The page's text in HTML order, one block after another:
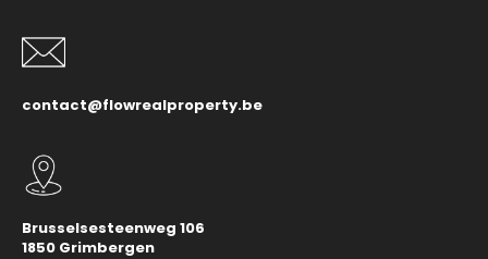
contact@flowrealproperty.be
Brusselsesteenweg 106
1850 Grimbergen